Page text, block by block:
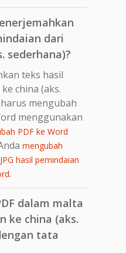
dari
sederhana)?
teks hasil
china (aks.
mengubah
menggunakan
PDF ke Word
mengubah
hasil pemindaian
.
dalam malta
ke china (aks.
tata